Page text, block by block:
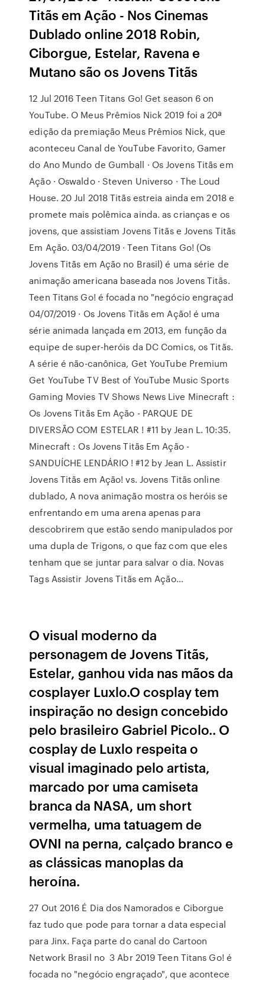
Titãs em Ação - Nos Cinemas
Dublado online 2018 Robin,
Ciborgue, Estelar, Ravena e
Mutano são os Jovens Titãs
12 Jul 2016 Teen Titans Go! Get season 6 on
YouTube. O Meus Prêmios Nick 2019 foi a 20ª
edição da premiação Meus Prêmios Nick, que
aconteceu Canal de YouTube Favorito, Gamer
do Ano Mundo de Gumball · Os Jovens Titãs em
Ação · Oswaldo · Steven Universo · The Loud
House. 20 Jul 2018 Titãs estreia ainda em 2018 e
promete mais polêmica ainda. as crianças e os
jovens, que assistiam Jovens Titãs e Jovens Titãs
Em Ação. 03/04/2019 · Teen Titans Go! (Os
Jovens Titãs em Ação no Brasil) é uma série de
animação americana baseada nos Jovens Titãs.
Teen Titans Go! é focada no "negócio engraçad
04/07/2019 · Os Jovens Titãs em Ação! é uma
série animada lançada em 2013, em função da
equipe de super-heróis da DC Comics, os Titãs.
A série é não-canônica, Get YouTube Premium
Get YouTube TV Best of YouTube Music Sports
Gaming Movies TV Shows News Live Minecraft :
Os Jovens Titãs Em Ação - PARQUE DE
DIVERSÃO COM ESTELAR ! #11 by Jean L. 10:35.
Minecraft : Os Jovens Titãs Em Ação -
SANDUÍCHE LENDÁRIO ! #12 by Jean L. Assistir
Jovens Titãs em Ação! vs. Jovens Titãs online
dublado, A nova animação mostra os heróis se
enfrentando em uma arena apenas para
descobrirem que estão sendo manipulados por
uma dupla de Trigons, o que faz com que eles
tenham que se juntar para salvar o dia. Novas
Tags Assistir Jovens Titãs em Ação…
O visual moderno da
personagem de Jovens Titãs,
Estelar, ganhou vida nas mãos da
cosplayer Luxlo.O cosplay tem
inspiração no design concebido
pelo brasileiro Gabriel Picolo.. O
cosplay de Luxlo respeita o
visual imaginado pelo artista,
marcado por uma camiseta
branca da NASA, um short
vermelha, uma tatuagem de
OVNI na perna, calçado branco e
as clássicas manoplas da
heroína.
27 Out 2016 É Dia dos Namorados e Ciborgue
faz tudo que pode para tornar a data especial
para Jinx. Faça parte do canal do Cartoon
Network Brasil no 3 Abr 2019 Teen Titans Go! é
focada no "negócio engraçado", que acontece